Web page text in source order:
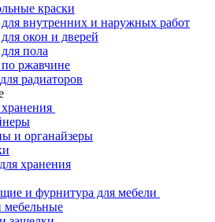
краски
внутренних и наружных работ
окон и дверей
пола
ржавчине
радиаторов
и органайзеры
хранения
и фурнитура для мебели
мебельные